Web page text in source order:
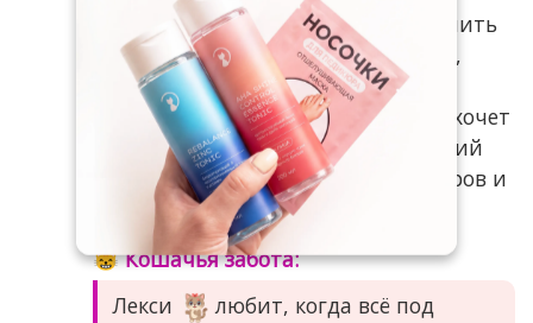
проще и спокойнее: не нужно хранить
отдельные устройства для бороды,
носа, ушей, бровей и тела. Такой
формат особенно удобен тем, кто хочет
поддерживать аккуратный внешний
вид без лишней суеты, долгих сборов и
постоянных походов к барберу.
😸 Кошачья забота:
Лекси
любит, когда всё под